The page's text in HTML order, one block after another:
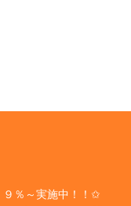
％～実施中！！✩